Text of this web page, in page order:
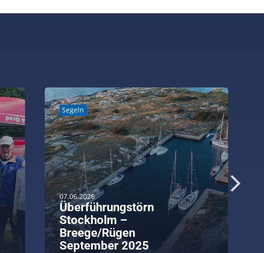
Segeln
07.06.2026
Überführungstörn
Stockholm –
Breege/Rügen
September 2025